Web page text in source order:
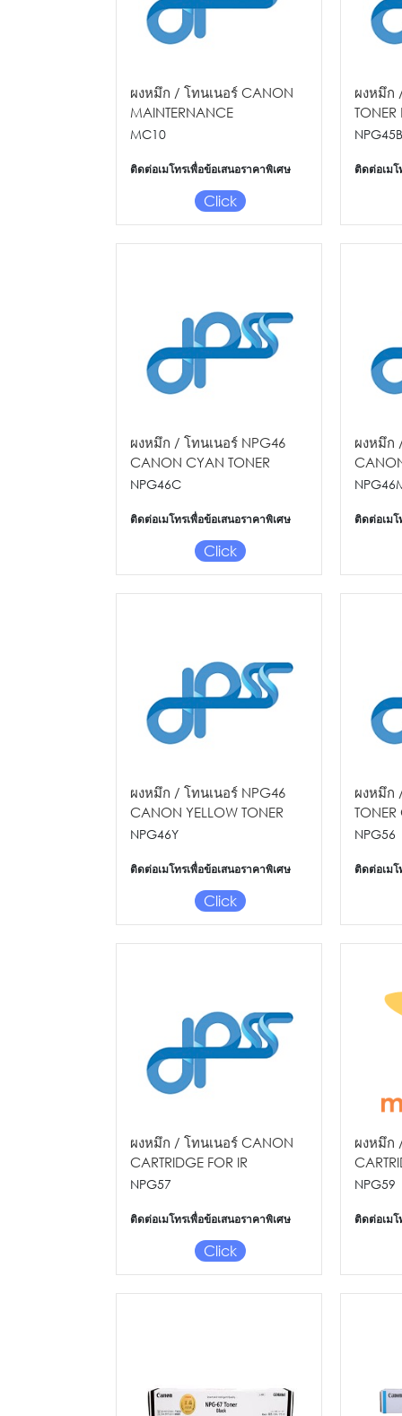
Click
ผงหมึก / โทนเนอร์ CANON
MAINTERNANCE
CARTRIDGE MC10
MC10
ติดต่อเมโทรเพื่อข้อเสนอราคาพิเศษ
ผงหมึก
CPIER
ติดต่อเมโ
Click
ผงหมึก / โทนเนอร์ NPG46
CANON CYAN TONER
NPG46C
ติดต่อเมโทรเพื่อข้อเสนอราคาพิเศษ
ผงหมึก
ติดต่อเมโ
Click
ผงหมึก / โทนเนอร์ NPG46
CANON YELLOW TONER
NPG46Y
ติดต่อเมโทรเพื่อข้อเสนอราคาพิเศษ
ผงหมึก
TONER
NPG56
ติดต่อเมโ
Click
ผงหมึก / โทนเนอร์ CANON
CARTRIDGE FOR IR
ADV4025/4035
NPG57
ติดต่อเมโทรเพื่อข้อเสนอราคาพิเศษ
ผงหมึก
NPG59
ติดต่อเมโ